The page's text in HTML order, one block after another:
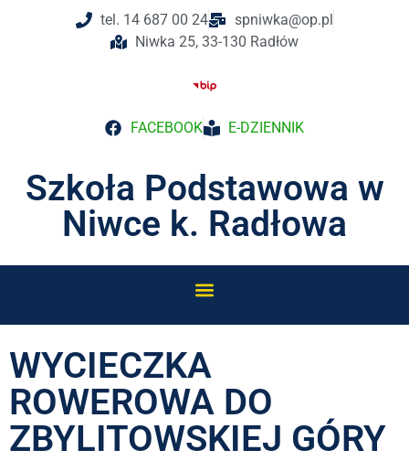
tel. 14 687 00 24
spniwka@op.pl
Niwka 25, 33-130 Radłów
FACEBOOK E-DZIENNIK
Szkoła Podstawowa w
Niwce k. Radłowa
WYCIECZKA
ROWEROWA DO
ZBYLITOWSKIEJ GÓRY